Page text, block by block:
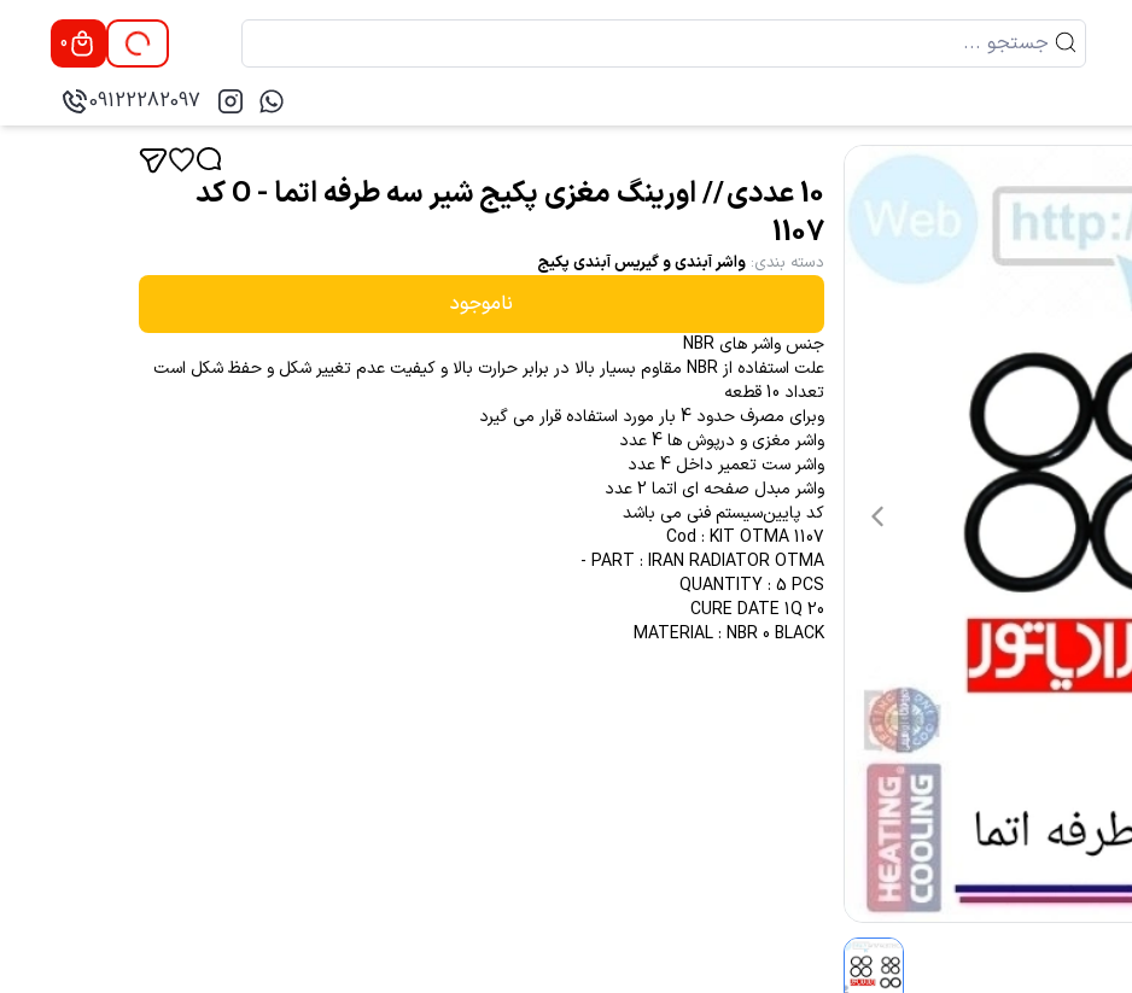
0
09122282097
10 عددی // اورینگ مغزی پکیج شیر سه طرفه اتما - O کد
1107
دسته بندی: واشر آبندی و گیریس آبندی پکیج
ناموجود
جنس واشر های NBR
علت استفاده از NBR مقاوم بسیار بالا در برابر حرارت بالا و کیفیت عدم تغییر شکل و حفظ شکل است
تعداد 10 قطعه
وبرای مصرف حدود 4 بار مورد استفاده قرار می گیرد
واشر مغزی و درپوش ها 4 عدد
واشر ست تعمیر داخل 4 عدد
واشر مبدل صفحه ای اتما 2 عدد
کد پایین‌سیستم فنی می باشد
Cod : KIT OTMA 1107
PART : IRAN RADIATOR OTMA -
QUANTITY : 5 PCS
CURE DATE 1Q 20
MATERIAL : NBR 0 BLACK